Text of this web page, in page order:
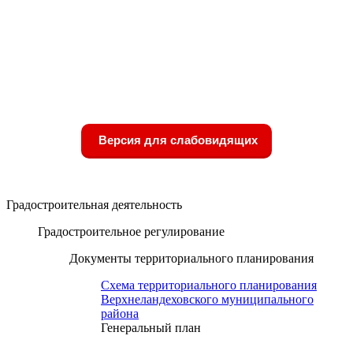
Версия для слабовидящих
Градостроительная деятельность
Градостроительное регулирование
Документы территориального планирования
Схема территориального планирования
Верхнеландеховского муниципального
района
Генеральный план